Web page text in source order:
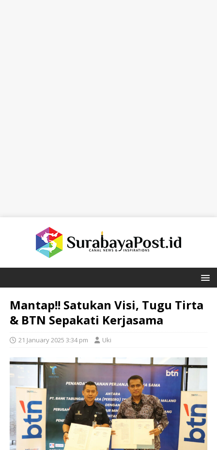
Mantap!! Satukan Visi, Tugu Tirta
& BTN Sepakati Kerjasama
21 January 2025 3:34 pm Uki